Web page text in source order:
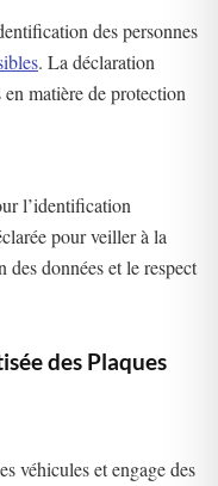
des personnes
. La déclaration
en matière de protection
l’identification
pour veiller à la
des données et le respect
des Plaques
véhicules et engage des